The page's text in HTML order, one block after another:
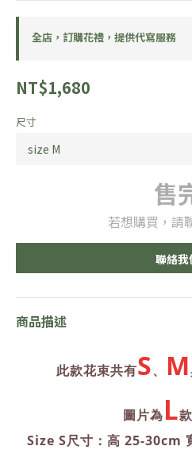
全店，訂購花禮，提供代寫服務
NT$1,680
尺寸
售
若想購買，請
聯絡我
商品描述
此款花束共有S、 M
圖片為L
Size S尺寸：高 25-30cm